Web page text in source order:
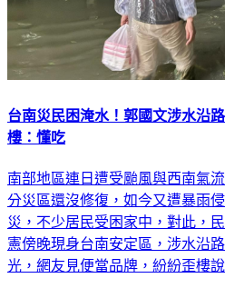
台南災民困淹水！郭國文涉水沿
樓：懂吃
南部地區連日遭受颱風與西南氣
分災區還沒修復，如今又遭暴雨
災，不少居民受困家中，對此，
憲傍晚現身台南安定區，涉水沿
光，網友見便當品牌，紛紛歪樓